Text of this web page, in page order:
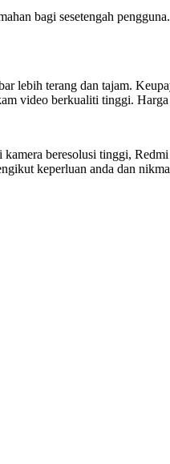
bagi sesetengah
lebih terang dan tajam.
video berkualiti tinggi.
beresolusi tinggi,
keperluan anda dan